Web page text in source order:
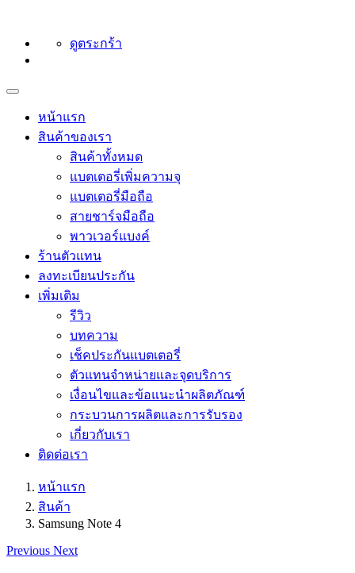
ดูตระกร้า
หน้าแรก
สินค้าของเรา
สินค้าทั้งหมด
แบตเตอรี่เพิ่มความจุ
แบตเตอรี่มือถือ
สายชาร์จมือถือ
พาวเวอร์แบงค์
ร้านตัวแทน
ลงทะเบียนประกัน
เพิ่มเติม
รีวิว
บทความ
เช็คประกันแบตเตอรี่
ตัวแทนจำหน่ายและจุดบริการ
เงื่อนไขและข้อแนะนำผลิตภัณฑ์
กระบวนการผลิตและการรับรอง
เกี่ยวกับเรา
ติดต่อเรา
หน้าแรก
สินค้า
Samsung Note 4
Previous Next